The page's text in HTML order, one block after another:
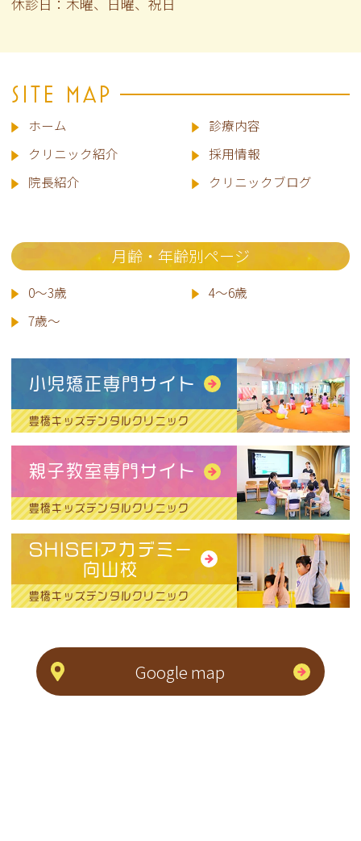
休診日：木曜、日曜、祝日
SITE MAP
ホーム
診療内容
クリニック紹介
採用情報
院長紹介 クリニックブログ
月齢・年齢別ページ
0～3歳
4～6歳
7歳～
小児矯正専門サイト
豊橋キッズデンタルクリニック
親子教室専門サイト
豊橋キッズデンタルクリニック
SHISEIアカデミー
向山校
豊橋キッズデンタルクリニック
Google map